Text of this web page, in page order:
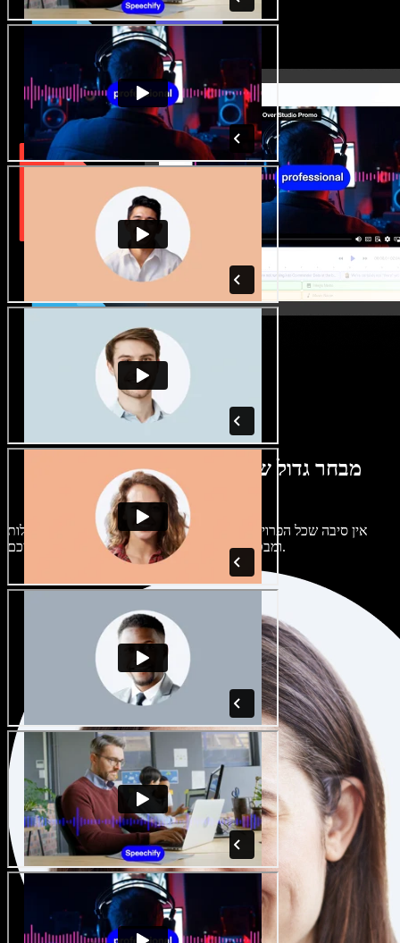
מבחר גדול של קולות נשים וגברים במגוון
מבטאים
אין סיבה שכל הפרויקטים יישמעו אותו דבר. בחרו מתוך מאות קולות
ומבטאים של בינה מלאכותית והתאימו אותם אליכם.